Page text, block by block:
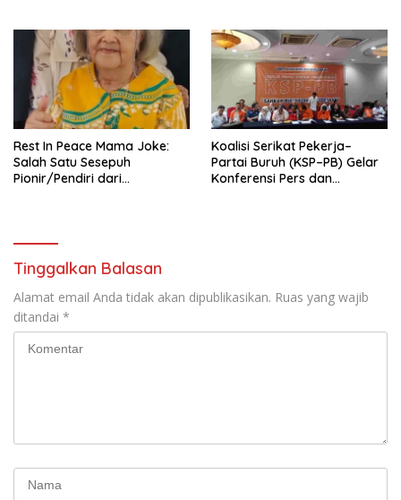
Tema: “Penguatan dan
Pengembangan Organisasi
KBI yang Berbasis Riset di
seluruh Indonesia dan
Mancanegara”.
Rest In Peace Mama Joke:
Salah Satu Sesepuh
Pionir/Pendiri dari
Kasih Allah.
Koalisi Serikat Pekerja–
Partai Buruh (KSP–PB) Gelar
Konferensi Pers dan
Tinggalkan Balasan
Alamat email Anda tidak akan dipublikasikan. Ruas yang wajib
ditandai *